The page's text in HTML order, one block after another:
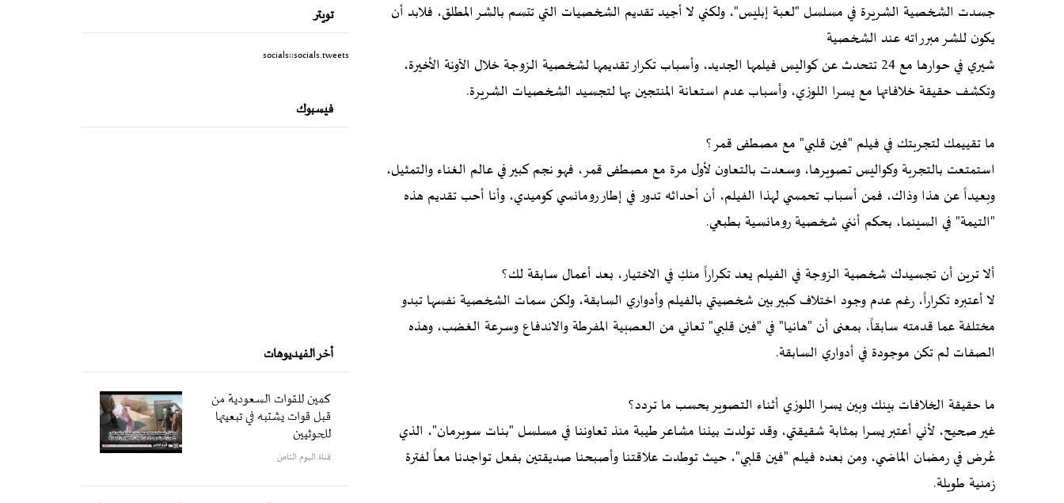
جسدت الشخصية الشريرة في مسلسل "لعبة إبليس"، ولكني لا أجيد تقديم الشخصيات التي تتسم بالشر المطلق، فلابد أن
يكون للشر مبرراته عند الشخصية
شيري في حوارها مع 24 تتحدث عن كواليس فيلمها الجديد، وأسباب تكرار تقديمها لشخصية الزوجة خلال الآونة الأخيرة،
وتكشف حقيقة خلافاتها مع يسرا اللوزي، وأسباب عدم استعانة المنتجين بها لتجسيد الشخصيات الشريرة.
ما تقييمك لتجربتك في فيلم "فين قلبي" مع مصطفى قمر؟
استمتعت بالتجربة وكواليس تصويرها، وسعدت بالتعاون لأول مرة مع مصطفى قمر، فهو نجم كبير في عالم الغناء والتمثيل،
وبعيداً عن هذا وذاك، فمن أسباب تحمسي لهذا الفيلم، أن أحداثه تدور في إطار رومانسي كوميدي، وأنا أحب تقديم هذه
"التيمة" في السينما، بحكم أنني شخصية رومانسية بطبعي.
ألا ترين أن تجسيدك شخصية الزوجة في الفيلم يعد تكراراً منكِ في الاختيار، بعد أعمال سابقة لك؟
لا أعتبره تكراراً، رغم عدم وجود اختلاف كبير بين شخصيتي بالفيلم وأدواري السابقة، ولكن سمات الشخصية نفسها تبدو
مختلفة عما قدمته سابقاً، بمعنى أن "هانيا" في "فين قلبي" تعاني من العصبية المفرطة والاندفاع وسرعة الغضب، وهذه
الصفات لم تكن موجودة في أدواري السابقة.
ما حقيقة الخلافات بينك وبين يسرا اللوزي أثناء التصوير بحسب ما تردد؟
غير صحيح، لأني أعتبر يسرا بمثابة شقيقتي، وقد تولدت بيننا مشاعر طيبة منذ تعاوننا في مسلسل "بنات سوبرمان"، الذي
عُرض في رمضان الماضي، ومن بعده فيلم "فين قلبي"، حيث توطدت علاقتنا وأصبحنا صديقتين بفعل تواجدنا معاً لفترة
زمنية طويلة.
تويتر
socials::socials.tweets
فيسبوك
أخر الفيديوهات
كمين للقوات السعودية من
قبل قوات يشتبه في تبعيتها
للحوثيين
قناة اليوم الثامن